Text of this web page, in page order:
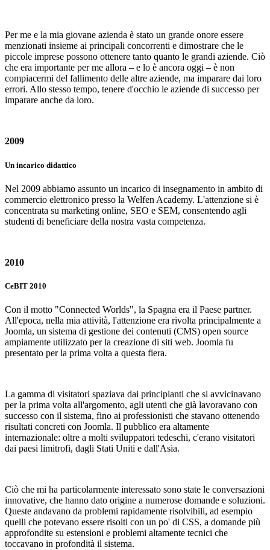
Per me e la mia giovane azienda è stato un grande onore essere
menzionati insieme ai principali concorrenti e dimostrare che le
piccole imprese possono ottenere tanto quanto le grandi aziende. Ciò
che era importante per me allora – e lo è ancora oggi – è non
compiacermi del fallimento delle altre aziende, ma imparare dai loro
errori. Allo stesso tempo, tenere d'occhio le aziende di successo per
imparare anche da loro.
2009
Un incarico didattico
Nel 2009 abbiamo assunto un incarico di insegnamento in ambito di
commercio elettronico presso la Welfen Academy. L'attenzione si è
concentrata su marketing online, SEO e SEM, consentendo agli
studenti di beneficiare della nostra vasta competenza.
2010
CeBIT 2010
Con il motto "Connected Worlds", la Spagna era il Paese partner.
All'epoca, nella mia attività, l'attenzione era rivolta principalmente a
Joomla, un sistema di gestione dei contenuti (CMS) open source
ampiamente utilizzato per la creazione di siti web. Joomla fu
presentato per la prima volta a questa fiera.
La gamma di visitatori spaziava dai principianti che si avvicinavano
per la prima volta all'argomento, agli utenti che già lavoravano con
successo con il sistema, fino ai professionisti che stavano ottenendo
risultati concreti con Joomla. Il pubblico era altamente
internazionale: oltre a molti sviluppatori tedeschi, c'erano visitatori
dai paesi limitrofi, dagli Stati Uniti e dall'Asia.
Ciò che mi ha particolarmente interessato sono state le conversazioni
innovative, che hanno dato origine a numerose domande e soluzioni.
Queste andavano da problemi rapidamente risolvibili, ad esempio
quelli che potevano essere risolti con un po' di CSS, a domande più
approfondite su estensioni e problemi altamente tecnici che
toccavano in profondità il sistema.